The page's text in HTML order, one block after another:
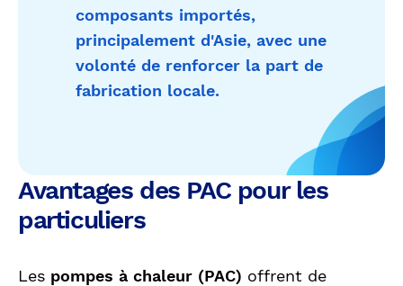
composants importés,
principalement d'Asie, avec une
volonté de renforcer la part de
fabrication locale.
Avantages des PAC pour les
particuliers
Les pompes à chaleur (PAC) offrent de